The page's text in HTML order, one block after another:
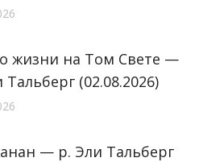
жизни на Том Свете —
Тальберг (02.08.2026)
— р. Эли Тальберг